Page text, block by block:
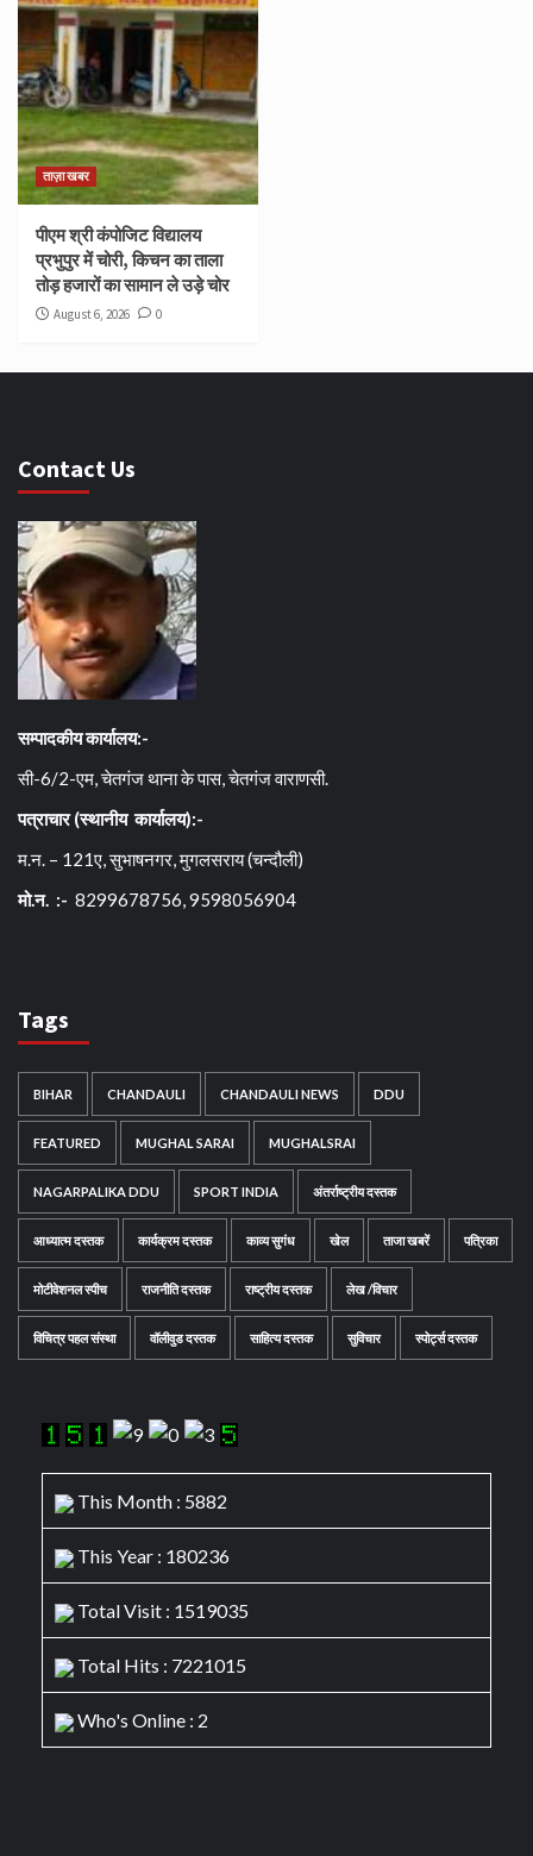
ताज़ा खबर
पीएम श्री कंपोजिट विद्यालय
प्रभुपुर में चोरी, किचन का ताला
तोड़ हजारों का सामान ले उड़े चोर
August 6, 2026 0
Contact Us
सम्पादकीय कार्यालय:-
सी-6/2-एम, चेतगंज थाना के पास, चेतगंज वाराणसी.
पत्राचार (स्थानीय कार्यालय):-
म.न. – 121ए, सुभाषनगर, मुगलसराय (चन्दौली)
मो.न. :- 8299678756, 9598056904
Tags
BIHAR CHANDAULI CHANDAULI NEWS DDU
FEATURED MUGHAL SARAI MUGHALSRAI
NAGARPALIKA DDU SPORT INDIA अंतर्राष्ट्रीय दस्तक
आध्यात्म दस्तक कार्यक्रम दस्तक काव्य सुगंध खेल ताजा खबरें पत्रिका
मोटीवेशनल स्पीच राजनीति दस्तक राष्ट्रीय दस्तक लेख /विचार
विचित्र पहल संस्था वॉलीवुड दस्तक साहित्य दस्तक सुविचार स्पोर्ट्स दस्तक
This Month : 5882
This Year : 180236
Total Visit : 1519035
Total Hits : 7221015
Who's Online : 2